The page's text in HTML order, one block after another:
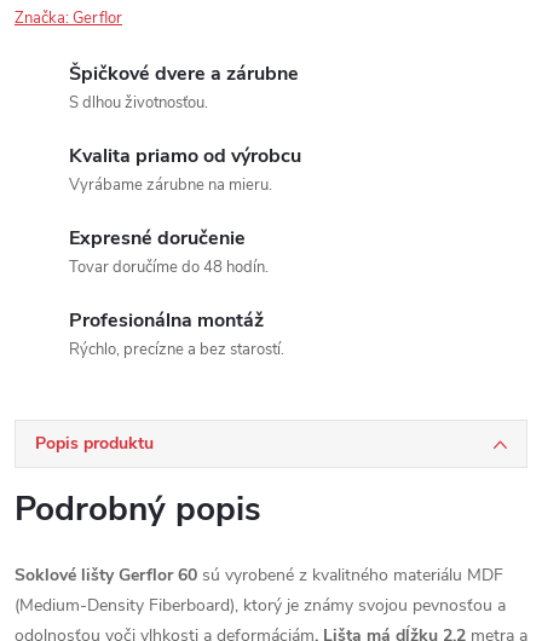
Značka:Gerflor
Špičkové dvere a zárubne
S dlhou životnosťou.
Kvalita priamo od výrobcu
Vyrábame zárubne na mieru.
Expresné doručenie
Tovar doručíme do 48 hodín.
Profesionálna montáž
Rýchlo, precízne a bez starostí.
Popis produktu
Podrobný popis
Soklové lišty Gerflor 60 sú vyrobené z kvalitného materiálu MDF
(Medium-Density Fiberboard), ktorý je známy svojou pevnosťou a
odolnosťou voči vlhkosti a deformáciám. Lišta má dĺžku 2,2 metra a